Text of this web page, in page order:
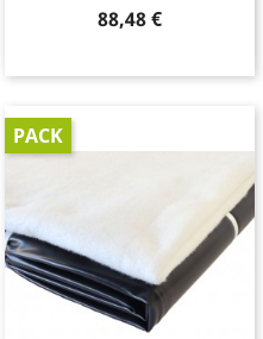
Prix
88,48 €
PACK